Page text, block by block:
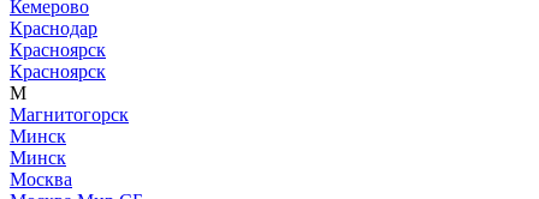
Кемерово
Краснодар
Красноярск
Красноярск
М
Магнитогорск
Минск
Минск
Москва